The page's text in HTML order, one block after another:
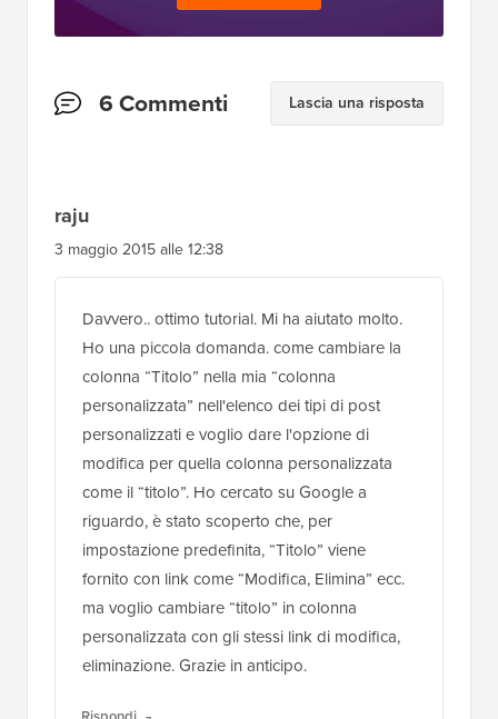
Interazioni
6 Commenti Lascia una risposta
raju
3 maggio 2015 alle 12:38
Davvero.. ottimo tutorial. Mi ha aiutato molto.
Ho una piccola domanda. come cambiare la
colonna “Titolo” nella mia “colonna
personalizzata” nell'elenco dei tipi di post
personalizzati e voglio dare l'opzione di
modifica per quella colonna personalizzata
come il “titolo”. Ho cercato su Google a
riguardo, è stato scoperto che, per
impostazione predefinita, “Titolo” viene
fornito con link come “Modifica, Elimina” ecc.
ma voglio cambiare “titolo” in colonna
personalizzata con gli stessi link di modifica,
eliminazione. Grazie in anticipo.